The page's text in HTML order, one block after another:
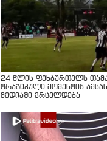
24 წლის ფეხბურთელს
ტრაგიკული მომენტის
მედიაში ვრცელდება